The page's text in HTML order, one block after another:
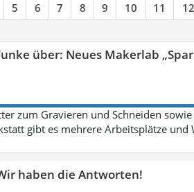
5 6 7 8 9 10 11 12
über: Neues Makerlab
zum Gravieren und Schneiden
gibt es mehrere Arbeitsplätze
haben die Antworten!